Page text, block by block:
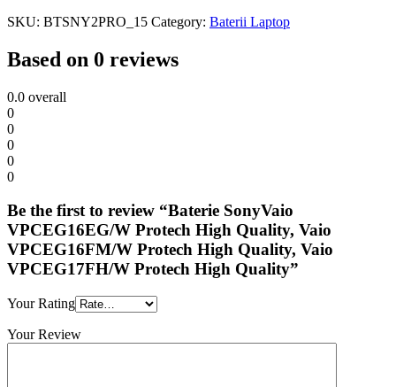
SKU: BTSNY2PRO_15 Category: Baterii Laptop
Based on 0 reviews
0.0 overall
0
0
0
0
0
Be the first to review “Baterie SonyVaio
VPCEG16EG/W Protech High Quality, Vaio
VPCEG16FM/W Protech High Quality, Vaio
VPCEG17FH/W Protech High Quality”
Your Rating
Your Review